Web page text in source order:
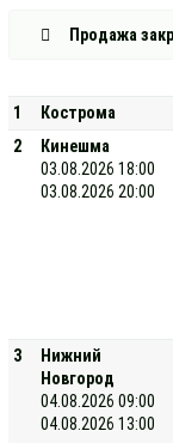
Продажа
1
Кострома
2
Кинешма
03.08.2026 18:00
03.08.2026 20:00
3
Нижний
Новгород
04.08.2026 09:00
04.08.2026 13:00